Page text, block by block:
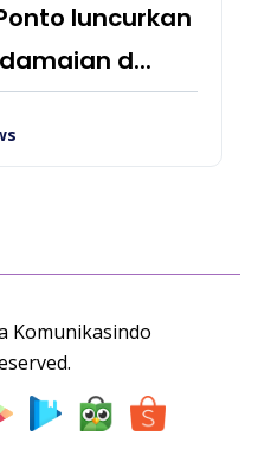
luncurkan
d...
Komunikasindo